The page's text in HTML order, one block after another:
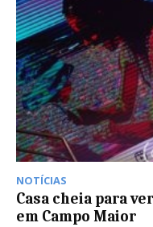
NOTÍCIAS
Casa cheia para
em Campo Maior